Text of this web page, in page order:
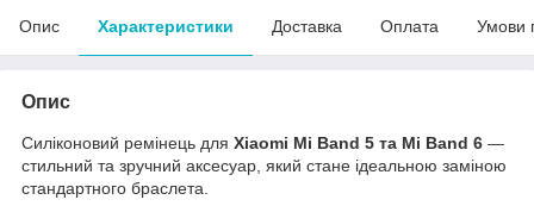
Опис Характеристики Доставка Оплата Умови
Опис
Силіконовий ремінець для Xiaomi Mi Band 5 та Mi Band 6 —
стильний та зручний аксесуар, який стане ідеальною заміною
стандартного браслета.